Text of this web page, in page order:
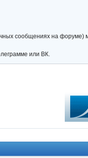
сообщениях на форуме)
или ВК.